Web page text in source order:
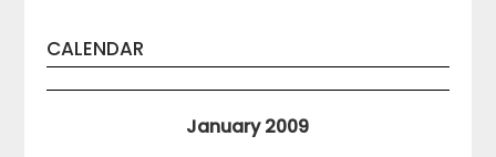
CALENDAR
January 2009